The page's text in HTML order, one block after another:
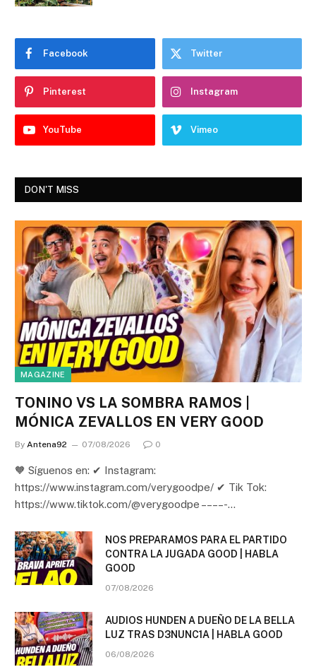
Facebook Twitter
Pinterest Instagram
YouTube Vimeo
DON'T MISS
MAGAZINE
TONINO VS LA SOMBRA RAMOS |
MÓNICA ZEVALLOS EN VERY GOOD
By Antena92 07/08/2026 0
🧡 Síguenos en: ✔ Instagram:
https://www.instagram.com/verygoodpe/ ✔ Tik Tok:
https://www.tiktok.com/@verygoodpe – – – – -…
NOS PREPARAMOS PARA EL PARTIDO
CONTRA LA JUGADA GOOD | HABLA
GOOD
07/08/2026
AUDIOS HUNDEN A DUEÑO DE LA BELLA
LUZ TRAS D3NUNC1A | HABLA GOOD
06/08/2026